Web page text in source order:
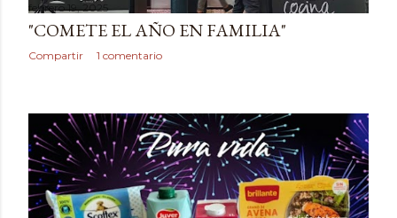
febrero 19, 2025
"COMETE EL AÑO EN FAMILIA"
Compartir 1 comentario